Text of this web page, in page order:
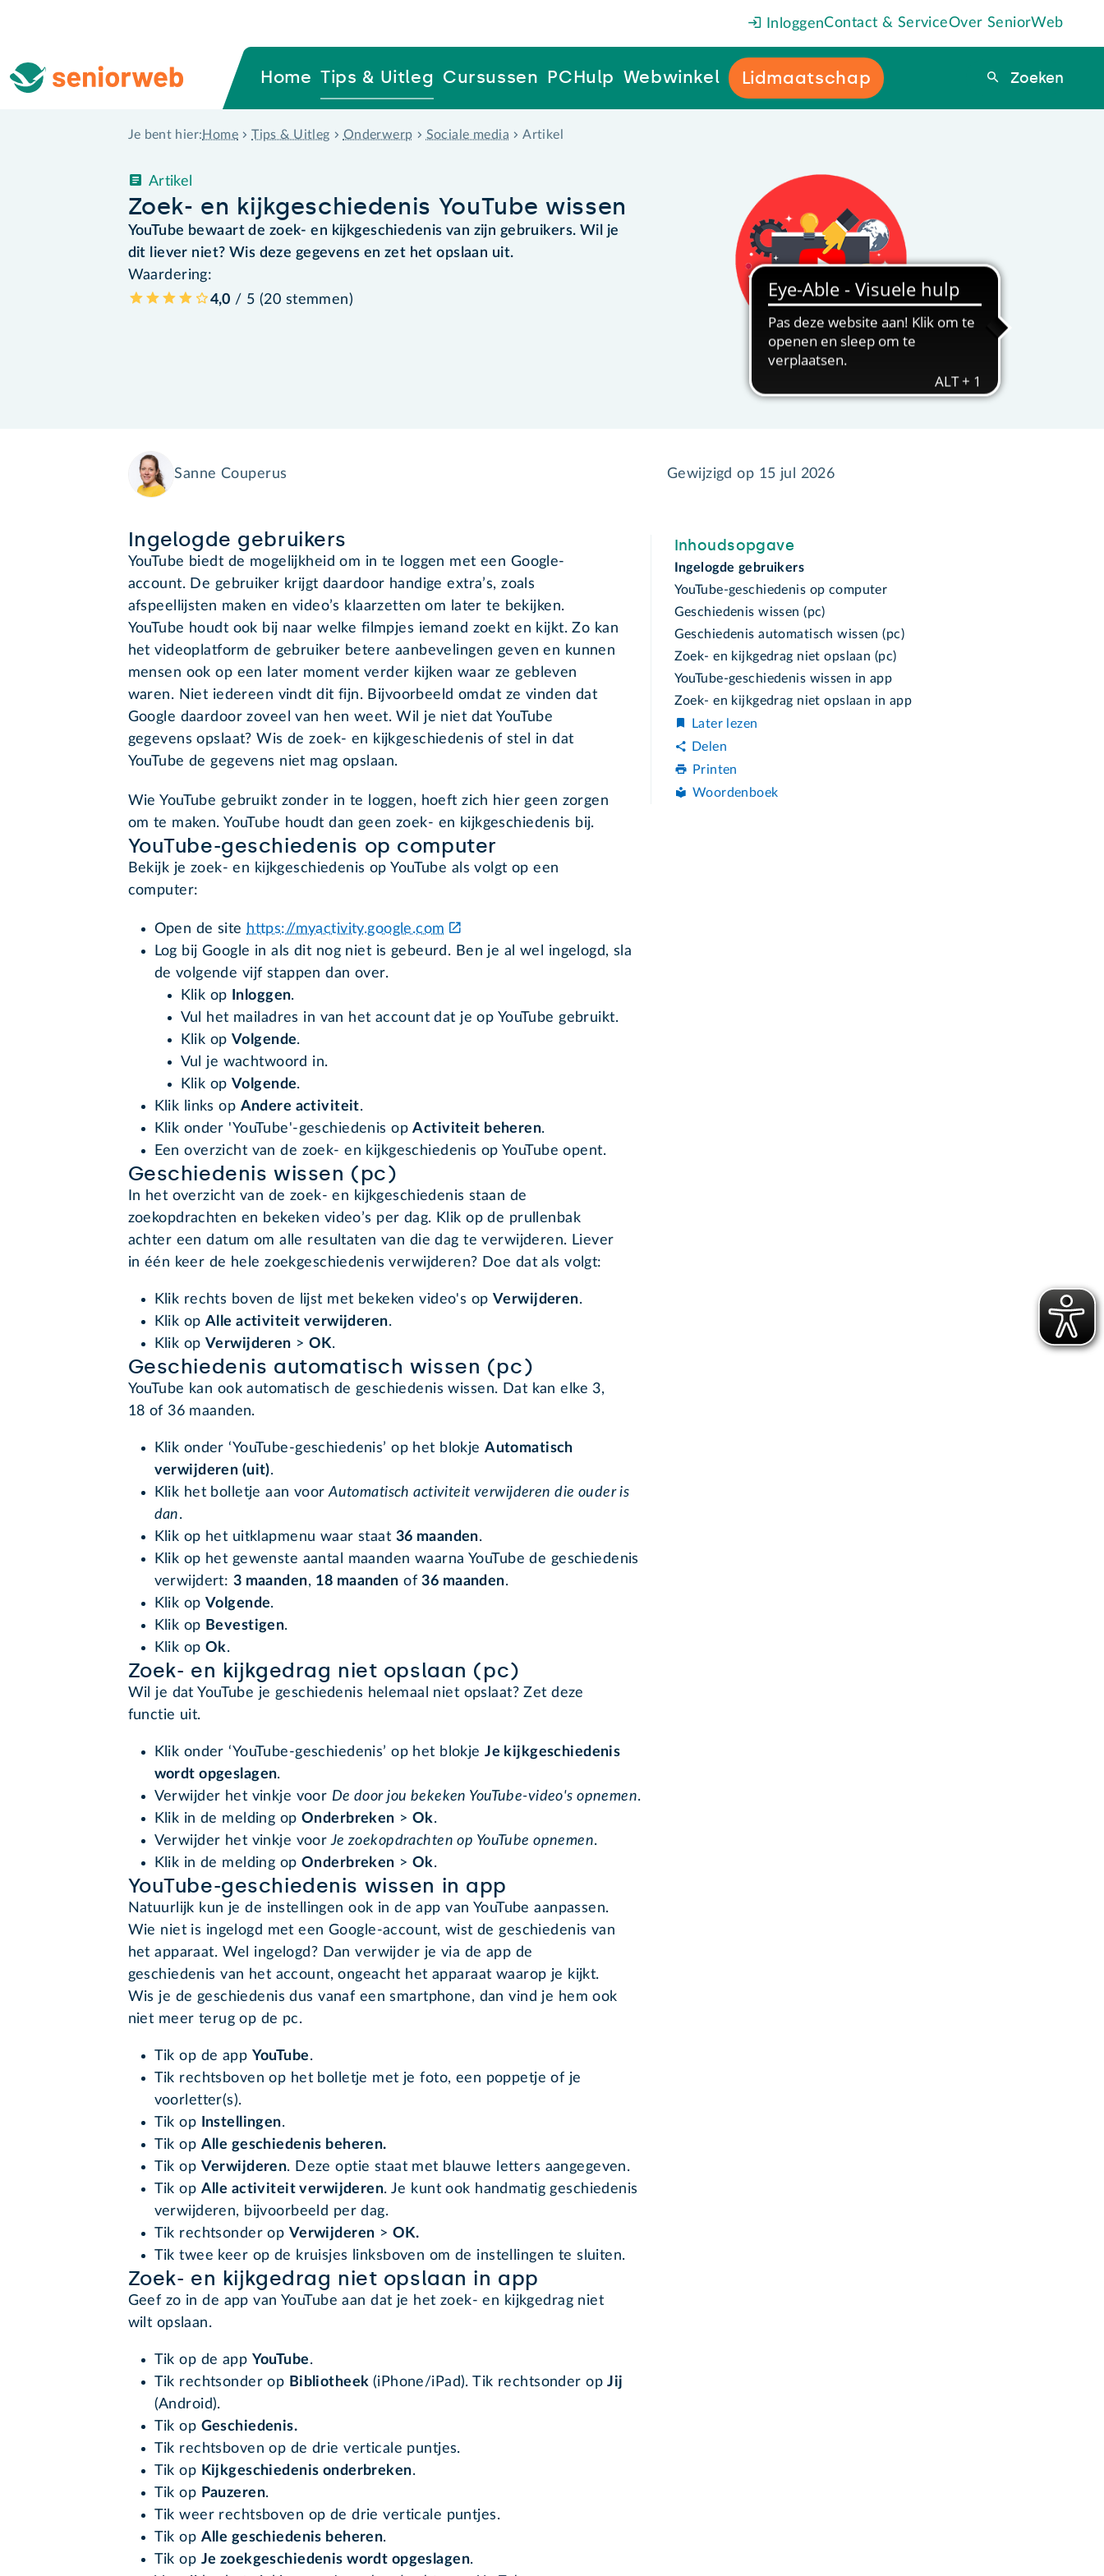
InloggenContact & ServiceOver SeniorWeb
Home Tips & Uitleg Cursussen PCHulp Webwinkel Lidmaatschap Zoeken
Zoeken
Je bent hier: Home Tips & Uitleg Onderwerp Sociale media Artikel
Zoek- en kijkgeschiedenis YouTube wissen
Artikel
YouTube bewaart de zoek- en kijkgeschiedenis van zijn gebruikers. Wil je
dit liever niet? Wis deze gegevens en zet het opslaan uit.
Waardering:
4,0 / 5 (20 stemmen)
Sanne Couperus Gewijzigd op 15 jul 2026
Ingelogde gebruikers
YouTube biedt de mogelijkheid om in te loggen met een Google-
account. De gebruiker krijgt daardoor handige extra’s, zoals
afspeellijsten maken en video’s klaarzetten om later te bekijken.
YouTube houdt ook bij naar welke filmpjes iemand zoekt en kijkt. Zo kan
het videoplatform de gebruiker betere aanbevelingen geven en kunnen
mensen ook op een later moment verder kijken waar ze gebleven
waren. Niet iedereen vindt dit fijn. Bijvoorbeeld omdat ze vinden dat
Google daardoor zoveel van hen weet. Wil je niet dat YouTube
gegevens opslaat? Wis de zoek- en kijkgeschiedenis of stel in dat
YouTube de gegevens niet mag opslaan.
Wie YouTube gebruikt zonder in te loggen, hoeft zich hier geen zorgen
om te maken. YouTube houdt dan geen zoek- en kijkgeschiedenis bij.
YouTube-geschiedenis op computer
Bekijk je zoek- en kijkgeschiedenis op YouTube als volgt op een
computer:
Open de site https://myactivity.google.com
Log bij Google in als dit nog niet is gebeurd. Ben je al wel ingelogd, sla
de volgende vijf stappen dan over.
Klik op
Inloggen.
Vul het mailadres in van het account dat je op YouTube gebruikt.
Klik op Volgende.
Vul je wachtwoord in.
Klik op Volgende.
Klik links op Andere activiteit.
Klik onder 'YouTube'-geschiedenis opActiviteit beheren.
Een overzicht van de zoek- en kijkgeschiedenis op YouTube opent.
Geschiedenis wissen (pc)
In het overzicht van de zoek- en kijkgeschiedenis staan de
zoekopdrachten en bekeken video’s per dag. Klik op de prullenbak
achter een datum om alle resultaten van die dag te verwijderen. Liever
in één keer de hele zoekgeschiedenis verwijderen? Doe dat als volgt:
Klik rechts boven de lijst met bekeken video's op Verwijderen.
Klik op Alle activiteit verwijderen.
Klik op Verwijderen > OK.
Geschiedenis automatisch wissen (pc)
YouTube kan ook automatisch de geschiedenis wissen. Dat kan elke 3,
18 of 36 maanden.
Klik onder ‘YouTube-geschiedenis’ op het blokjeAutomatisch
verwijderen (uit).
Klik het bolletje aan voor Automatisch activiteit verwijderen die ouder is
dan.
Klik op het uitklapmenu waar staat 36 maanden.
Klik op het gewenste aantal maanden waarna YouTube de geschiedenis
verwijdert: 3 maanden, 18 maanden of36 maanden.
Klik op Volgende.
Klik op Bevestigen.
Klik op Ok.
Zoek- en kijkgedrag niet opslaan (pc)
Wil je dat YouTube je geschiedenis helemaal niet opslaat? Zet deze
functie uit.
Klik onder ‘YouTube-geschiedenis’ op het blokjeJe kijkgeschiedenis
wordt opgeslagen.
Verwijder het vinkje voor De door jou bekeken YouTube-video's opnemen.
Klik in de melding op Onderbreken > Ok.
Verwijder het vinkje voor Je zoekopdrachten op YouTube opnemen.
Klik in de melding op Onderbreken > Ok.
YouTube-geschiedenis wissen in app
Natuurlijk kun je de instellingen ook in de app van YouTube aanpassen.
Wie niet is ingelogd met een Google-account, wist de geschiedenis van
het apparaat. Wel ingelogd? Dan verwijder je via de app de
geschiedenis van het account, ongeacht het apparaat waarop je kijkt.
Wis je de geschiedenis dus vanaf een smartphone, dan vind je hem ook
niet meer terug op de pc.
Tik op de app YouTube.
Tik rechtsboven op het bolletje met je foto, een poppetje of je
voorletter(s).
Tik op
Instellingen.
Tik op Alle geschiedenis beheren.
Tik op Verwijderen. Deze optie staat met blauwe letters aangegeven.
Tik op Alle activiteit verwijderen. Je kunt ook handmatig geschiedenis
verwijderen, bijvoorbeeld per dag.
Tik rechtsonder op Verwijderen > OK.
Tik twee keer op de kruisjes linksboven om de instellingen te sluiten.
Zoek- en kijkgedrag niet opslaan in app
Geef zo in de app van YouTube aan dat je het zoek- en kijkgedrag niet
wilt opslaan.
Tik op de app YouTube.
Tik rechtsonder op Bibliotheek (iPhone/iPad). Tik rechtsonder opJij
(Android).
Tik op Geschiedenis.
Tik rechtsboven op de drie verticale puntjes.
Tik op Kijkgeschiedenis onderbreken.
Tik op Pauzeren.
Tik weer rechtsboven op de drie verticale puntjes.
Tik op Alle geschiedenis beheren.
Tik op Je zoekgeschiedenis wordt opgeslagen.
Inhoudsopgave
Ingelogde gebruikers
YouTube-geschiedenis op computer
Geschiedenis wissen (pc)
Geschiedenis automatisch wissen (pc)
Zoek- en kijkgedrag niet opslaan (pc)
YouTube-geschiedenis wissen in app
Zoek- en kijkgedrag niet opslaan in app
Later lezen
Delen
Printen
Woordenboek